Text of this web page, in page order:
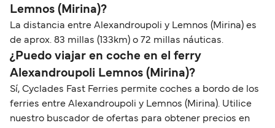
Lemnos (Mirina)?
La distancia entre Alexandroupoli y Lemnos (Mirina) es
de aprox. 83 millas (133km) o 72 millas náuticas.
¿Puedo viajar en coche en el ferry
Alexandroupoli Lemnos (Mirina)?
Sí, Cyclades Fast Ferries permite coches a bordo de los
ferries entre Alexandroupoli y Lemnos (Mirina). Utilice
nuestro buscador de ofertas para obtener precios en